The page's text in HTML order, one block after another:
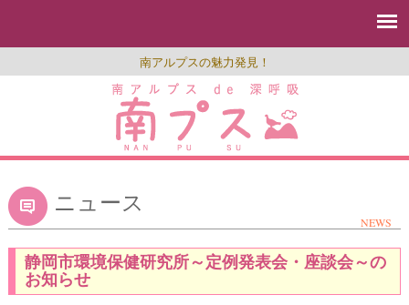
南アルプスの魅力発見！
ニュース
NEWS
静岡市環境保健研究所～定例発表会・座談会～の
お知らせ